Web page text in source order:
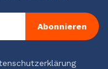
Abonnieren